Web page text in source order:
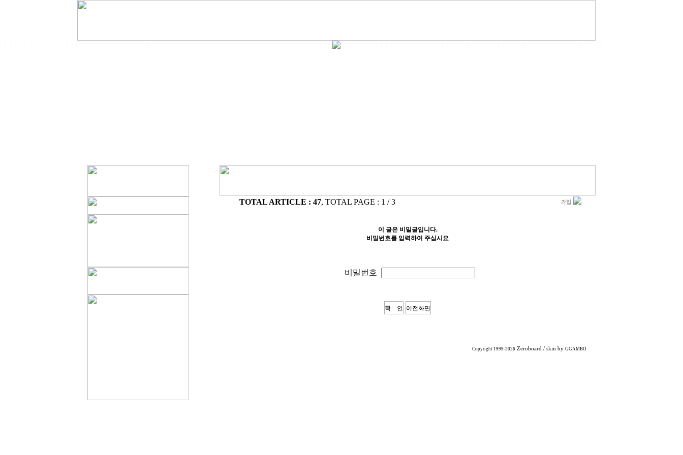
TOTAL ARTICLE : 47, TOTAL PAGE : 1 / 3
이 글은 비밀글입니다.
비밀번호를 입력하여 주십시요
비밀번호
Copyright 1999-2026 Zeroboard / skin by GGAMBO